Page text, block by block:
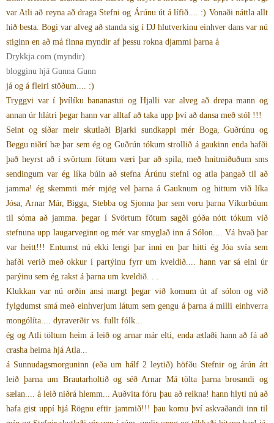
var Atli að reyna að draga Stefni og Árúnu út á lífið.... :) Vonaði náttla allt
hið besta. Bogi var alveg að standa sig í DJ hlutverkinu einhver dans var nú
stiginn en að má finna myndir af þessu rokna djammi þarna á
Drykkja.com (myndir)
blogginu hjá Gunna Gunn
já og á fleiri stöðum.... :)
Tryggvi var í þvílíku bananastui og Hjalli var alveg að drepa mann og
annan úr hlátri þegar hann var alltaf að taka upp því að dansa með stól !!!
Seint og síðar meir skutlaði Bjarki sundkappi mér Boga, Guðrúnu og
Beggu niðrí bæ þar sem ég og Guðrún tókum strollið á gaukinn enda hafði
það heyrst að í svörtum fötum væri þar að spila, með hnitmiðuðum sms
sendingum var ég líka búin að stefna Árúnu stefni og atla þangað til að
jamma! ég skemmti mér mjög vel þarna á Gauknum og hittum við líka
Jósa, Arnar Már, Bigga, Stebba og Sjonna þar sem voru þarna Víkurbúum
til sóma að jamma. þegar í Svörtum fötum sagði góða nótt tókum við
stefnuna upp laugarveginn og mér var smyglað inn á Sólon.... Vá hvað þar
var heitt!!! Entumst nú ekki lengi þar inni en þar hitti ég Jóa svía sem
hafði verið með okkur í partýinu fyrr um kveldið.... hann var sá eini úr
parýinu sem ég rakst á þarna um kveldið. . .
Klukkan var nú orðin ansi margt þegar við komum út af sólon og við
fylgdumst smá með einhverjum látum sem gengu á þarna á milli einhverra
mongólíta.... dyraverðir vs. fullt fólk...
ég og Atli töltum heim á leið og arnar már elti, enda ætlaði hann að fá að
crasha heima hjá Atla...
á Sunnudagsmorguninn (eða um hálf 2 leytið) höfðu Stefnir og árún átt
leið þarna um Brautarholtið og séð Arnar Má tölta þarna brosandi og
sælan.... á leið niðrá hlemm... Auðvita fóru þau að reikna! hann hlyti nú að
hafa gist uppí hjá Rögnu eftir jammið!!! þau komu því askvaðandi inn til